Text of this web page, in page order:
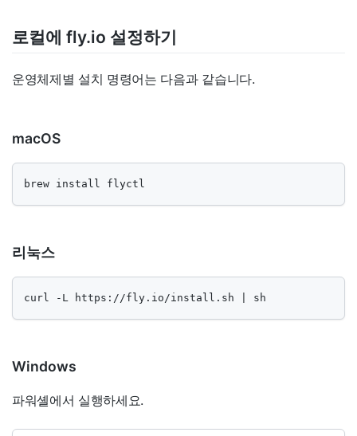
로컬에 fly.io 설정하기
운영체제별 설치 명령어는 다음과 같습니다.
macOS
brew install flyctl
리눅스
curl -L https://fly.io/install.sh | sh
Windows
파워셸에서 실행하세요.